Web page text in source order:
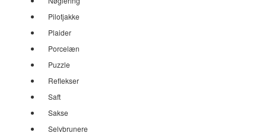
Pilotjakke
Plaider
Porcelæn
Puzzle
Reflekser
Saft
Sakse
Selvbrunere